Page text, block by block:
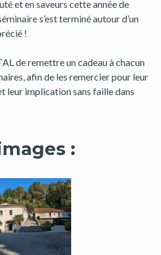
et en saveurs cette année de
s’est terminé autour d’un
!
de remettre un cadeau à chacun
afin de les remercier pour leur
leur implication sans faille dans
: